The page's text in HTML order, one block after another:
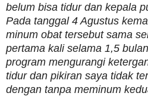
belum bisa tidur dan kepala
Pada tanggal 4 Agustus
minum obat tersebut sama
pertama kali selama 1,5
program mengurangi
tidur dan pikiran saya tidak
dengan tanpa meminum